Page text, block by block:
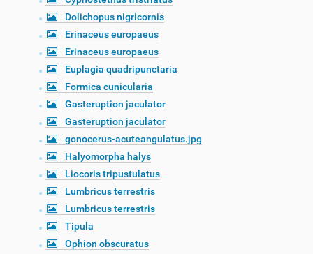
Dolichopus nigricornis
Erinaceus europaeus
Erinaceus europaeus
Euplagia quadripunctaria
Formica cunicularia
Gasteruption jaculator
Gasteruption jaculator
gonocerus-acuteangulatus.jpg
Halyomorpha halys
Liocoris tripustulatus
Lumbricus terrestris
Lumbricus terrestris
Tipula
Ophion obscuratus